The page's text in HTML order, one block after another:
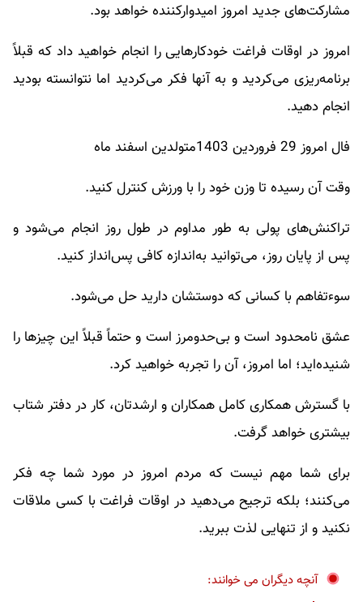
مشارکت‌های جدید امروز امیدوارکننده خواهد بود.
امروز در اوقات فراغت خودکارهایی را انجام خواهید داد که قبلاً
برنامه‌ریزی می‌کردید و به آنها فکر می‌کردید اما نتوانسته بودید
انجام دهید.
فال امروز 29 فروردین 1403متولدین اسفند ماه
وقت آن رسیده تا وزن خود را با ورزش کنترل کنید.
تراکنش‌های پولی به طور مداوم در طول روز انجام می‌شود و
پس از پایان روز، می‌توانید به‌اندازه کافی پس‌انداز کنید.
سوءتفاهم با کسانی که دوستشان دارید حل می‌شود.
عشق نامحدود است و بی‌حدومرز است و حتماً قبلاً این چیزها را
شنیده‌اید؛ اما امروز، آن را تجربه خواهید کرد.
با گسترش همکاری کامل همکاران و ارشدتان، کار در دفتر شتاب
بیشتری خواهد گرفت.
برای شما مهم نیست که مردم امروز در مورد شما چه فکر
می‌کنند؛ بلکه ترجیح می‌دهید در اوقات فراغت با کسی ملاقات
نکنید و از تنهایی لذت ببرید.
آنچه دیگران می خوانند: